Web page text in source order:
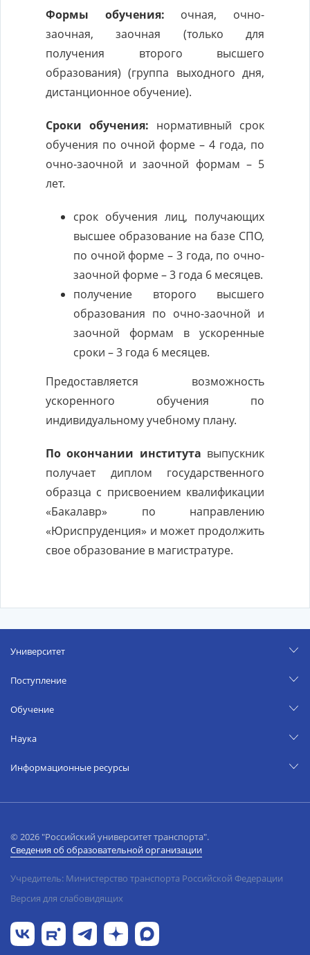
Формы обучения: очная, очно-
заочная, заочная (только для
получения второго высшего
образования) (группа выходного дня,
дистанционное обучение).
Сроки обучения: нормативный срок
обучения по очной форме – 4 года, по
очно-заочной и заочной формам – 5
лет.
срок обучения лиц, получающих
высшее образование на базе СПО,
по очной форме – 3 года, по очно-
заочной форме – 3 года 6 месяцев.
получение второго высшего
образования по очно-заочной и
заочной формам в ускоренные
сроки – 3 года 6 месяцев.
Предоставляется возможность
ускоренного обучения по
индивидуальному учебному плану.
По окончании института выпускник
получает диплом государственного
образца с присвоением квалификации
«Бакалавр» по направлению
«Юриспруденция» и может продолжить
свое образование в магистратуре.
Университет
Поступление
Обучение
Наука
Информационные ресурсы
© 2026 "Российский университет транспорта".
Сведения об образовательной организации
Учредитель: Министерство транспорта Российской Федерации
Версия для слабовидящих